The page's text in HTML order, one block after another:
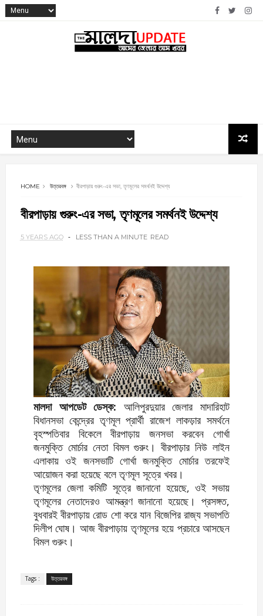
HOME উত্তরবঙ্গ বীরপাড়ায় গুরুং-এর সভা, তৃণমূলের সমর্থনই উদ্দেশ্য
বীরপাড়ায় গুরুং-এর সভা, তৃণমূলের সমর্থনই উদ্দেশ্য
5 YEARS AGO LESS THAN A MINUTE READ
মালদা আপডেট ডেস্ক: আলিপুরদুয়ার জেলার মাদারিহাট
বিধানসভা কেন্দ্রের তৃণমূল প্রার্থী রাজেশ লাকড়ার সমর্থনে
বৃহস্পতিবার বিকেলে বীরপাড়ায় জনসভা করবেন গোর্খা
জনমুক্তি মোর্চার নেতা বিমল গুরুং। বীরপাড়ার নিউ লাইন
এলাকায় ওই জনসভাটি গোর্খা জনমুক্তি মোর্চার তরফেই
আয়োজন করা হয়েছে বলে তৃণমূল সূত্রে খবর।
তৃণমূলের জেলা কমিটি সূত্রে জানানো হয়েছে, ওই সভায়
তৃণমূলের নেতাদেরও আমন্ত্রণ জানানো হয়েছে। প্রসঙ্গত,
বুধবারই বীরপাড়ায় রোড শো করে যান বিজেপির রাজ্য সভাপতি
দিলীপ ঘোষ। আজ বীরপাড়ায় তৃণমূলের হয়ে প্রচারে আসছেন
বিমল গুরুং।
Tags : উত্তরবঙ্গ